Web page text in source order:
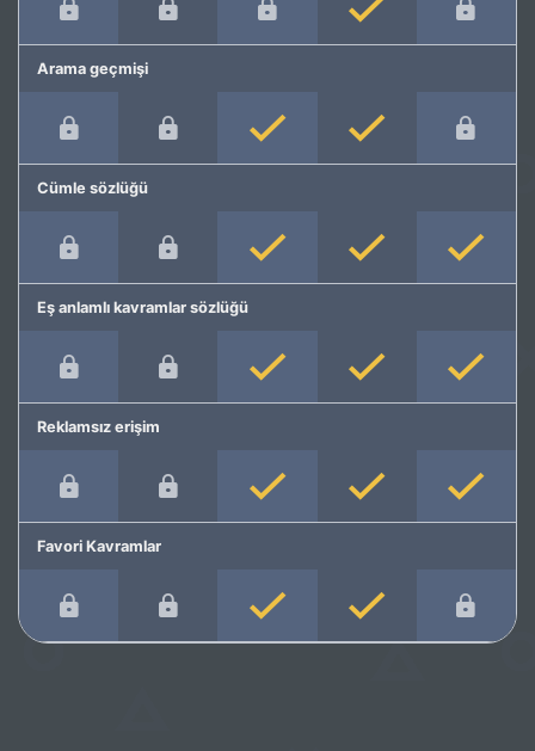
Arama geçmişi
Cümle sözlüğü
Eş anlamlı kavramlar sözlüğü
Reklamsız erişim
Favori Kavramlar